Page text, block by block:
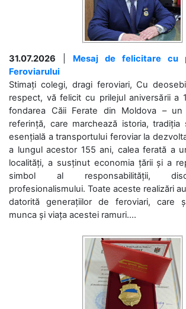
31.07.2026
Mesaj de felicitare cu
Feroviarului
Stimați colegi, dragi feroviari, Cu
respect, vă felicit cu prilejul aniversării a
fondarea Căii Ferate din Moldova –
referință, care marchează istoria, tradiția
esențială a transportului feroviar la
a lungul acestor 155 ani, calea ferată a
localități, a susținut economia țării și a
simbol al responsabilității,
profesionalismului. Toate aceste realizări
datorită generațiilor de feroviari, care
munca și viața acestei ramuri....